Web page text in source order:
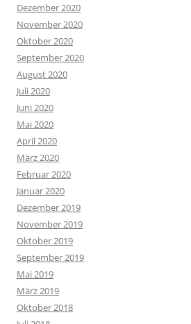
Dezember 2020
November 2020
Oktober 2020
September 2020
August 2020
Juli 2020
Juni 2020
Mai 2020
April 2020
März 2020
Februar 2020
Januar 2020
Dezember 2019
November 2019
Oktober 2019
September 2019
Mai 2019
März 2019
Oktober 2018